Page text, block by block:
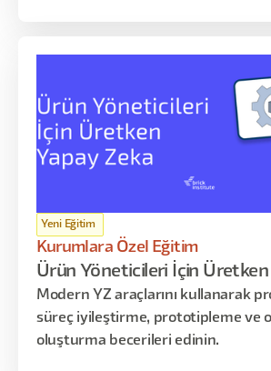
hazırlama ve raporlama, akış
otomasyon kurguları, prototipleme
öncesi optimizasyon gibi kritik
Yeni Eğitim
Kurumlara Özel Eğitim
Ürün Yöneticileri İçin Üretken
Modern YZ araçlarını kullanarak
süreç iyileştirme, prototipleme ve
oluşturma becerileri edinin.